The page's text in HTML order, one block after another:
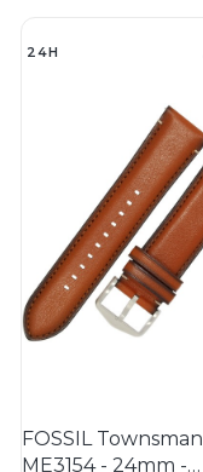
24H
FOSSIL Townsman
ME3154 - 24mm -